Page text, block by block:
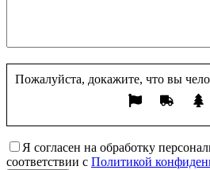
Пожалуйста, докажите, что вы
Я согласен на обработку
соответствии с Политикой